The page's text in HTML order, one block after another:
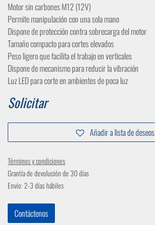
Motor sin carbones M12 (12V)
Permite manipulación con una sola mano
Dispone de protección contra sobrecarga del motor
Tamaño compacto para cortes elevados
Peso ligero que facilita el trabajo en verticales
Dispone de mecanismo para reducir la vibración
Luz LED para corte en ambientes de poca luz
Solicitar
Añadir a lista de deseos
Términos y condiciones
Grantía de devolución de 30 días
Envío: 2-3 días hábiles
Contáctenos